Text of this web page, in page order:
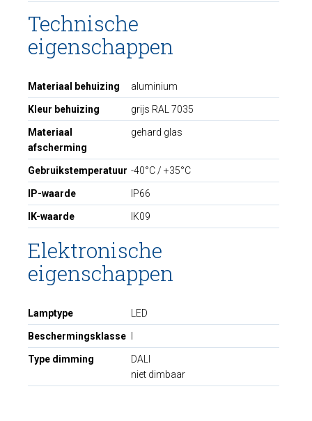
Technische
eigenschappen
Materiaal behuizing aluminium
Kleur behuizing grijs RAL 7035
Materiaal
afscherming
gehard glas
Gebruikstemperatuur -40°C / +35°C
IP-waarde IP66
IK-waarde IK09
Elektronische
eigenschappen
Lamptype LED
Beschermingsklasse
Type dimming
DALI
niet dimbaar